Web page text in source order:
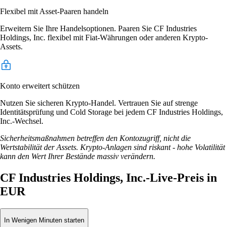
Flexibel mit Asset-Paaren handeln
Erweitern Sie Ihre Handelsoptionen. Paaren Sie CF Industries
Holdings, Inc. flexibel mit Fiat-Währungen oder anderen Krypto-
Assets.
Konto erweitert schützen
Nutzen Sie sicheren Krypto-Handel. Vertrauen Sie auf strenge
Identitätsprüfung und Cold Storage bei jedem CF Industries Holdings,
Inc.-Wechsel.
Sicherheitsmaßnahmen betreffen den Kontozugriff, nicht die
Wertstabilität der Assets. Krypto-Anlagen sind riskant - hohe Volatilität
kann den Wert Ihrer Bestände massiv verändern.
CF Industries Holdings, Inc.-Live-Preis in
EUR
In Wenigen Minuten starten